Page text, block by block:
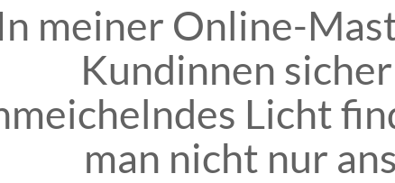
meiner Online-
Kundinnen
Licht
man nicht nur